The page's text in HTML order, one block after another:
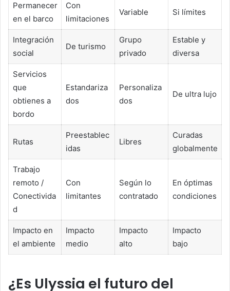
Permanecer
en el barco
Con
limitaciones
Variable Si límites
Integración
social
De turismo
Grupo
privado
Estable y
diversa
Servicios
que
obtienes a
bordo
Estandariza
dos
Personaliza
dos
De ultra lujo
Rutas
Preestablec
idas
Libres
Curadas
globalmente
Trabajo
remoto /
Conectivida
d
Con
limitantes
Según lo
contratado
En óptimas
condiciones
Impacto en
el ambiente
Impacto
medio
Impacto
alto
Impacto
bajo
¿Es Ulyssia el futuro del